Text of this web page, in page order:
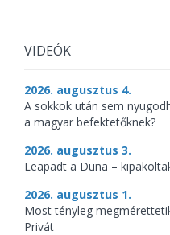
VIDEÓK
2026. augusztus 4.
A sokkok után sem
a magyar befektetőknek?
2026. augusztus 3.
Leapadt a Duna –
2026. augusztus 1.
Most tényleg
Privát